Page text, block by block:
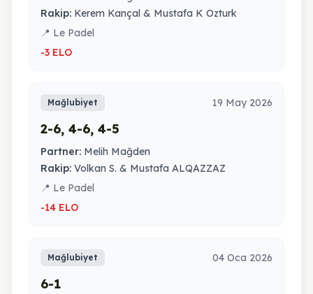
Rakip: Kerem Kançal & Mustafa K Ozturk
📍 Le Padel
-3 ELO
Mağlubiyet 19 May 2026
2-6, 4-6, 4-5
Partner: Melih Mağden
Rakip: Volkan S. & Mustafa ALQAZZAZ
📍 Le Padel
-14 ELO
Mağlubiyet 04 Oca 2026
6-1